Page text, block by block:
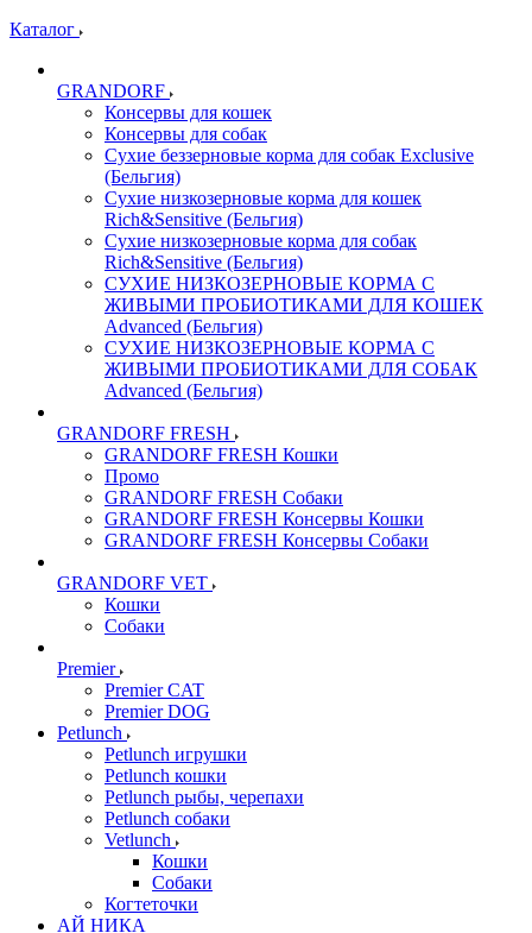
Каталог
GRANDORF
Консервы для кошек
Консервы для собак
Сухие беззерновые корма для собак Exclusive
(Бельгия)
Сухие низкозерновые корма для кошек
Rich&Sensitive (Бельгия)
Сухие низкозерновые корма для собак
Rich&Sensitive (Бельгия)
СУХИЕ НИЗКОЗЕРНОВЫЕ КОРМА С
ЖИВЫМИ ПРОБИОТИКАМИ ДЛЯ КОШЕК
Advanced (Бельгия)
СУХИЕ НИЗКОЗЕРНОВЫЕ КОРМА С
ЖИВЫМИ ПРОБИОТИКАМИ ДЛЯ СОБАК
Advanced (Бельгия)
GRANDORF FRESH
GRANDORF FRESH Кошки
Промо
GRANDORF FRESH Собаки
GRANDORF FRESH Консервы Кошки
GRANDORF FRESH Консервы Собаки
GRANDORF VET
Кошки
Собаки
Premier
Premier CAT
Premier DOG
Petlunch
Petlunch игрушки
Petlunch кошки
Petlunch рыбы, черепахи
Petlunch собаки
Vetlunch
Кошки
Собаки
Когтеточки
АЙ НИКА